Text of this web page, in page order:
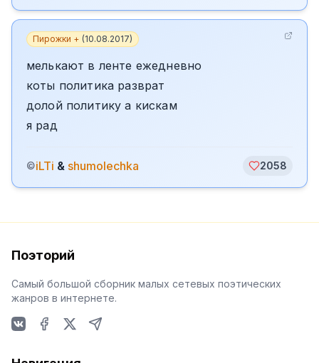
Пирожки + (10.08.2017)
мелькают в ленте ежедневно
коты политика разврат
долой политику а кискам
я рад
©iLTi & shumolechka 2058
Поэторий
Самый большой сборник малых сетевых поэтических
жанров в интернете.